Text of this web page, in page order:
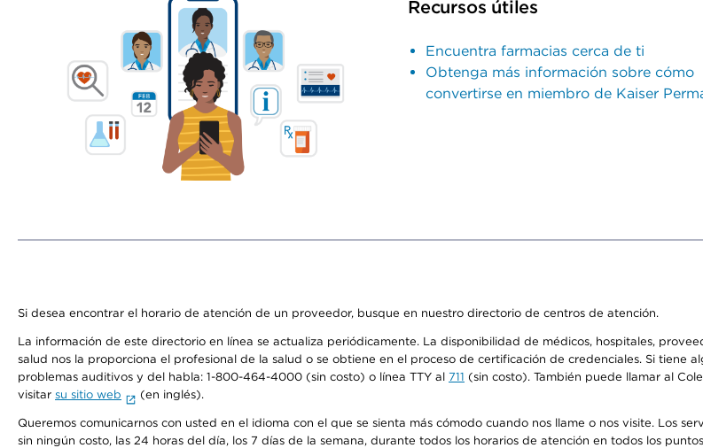
Recursos útiles
Encuentra farmacias cerca de ti
Obtenga más información sobre cómo
convertirse en miembro de Kaiser
Si desea encontrar el horario de atención de un proveedor, busque en nuestro directorio de centros de atención.
La información de este directorio en línea se actualiza periódicamente. La disponibilidad de médicos, hospitales,
salud nos la proporciona el profesional de la salud o se obtiene en el proceso de certificación de credenciales. Si tiene
problemas auditivos y del habla: 1-800-464-4000 (sin costo) o línea TTY al 711 (sin costo). También puede llamar al
visitar su sitio web (en inglés).
Queremos comunicarnos con usted en el idioma con el que se sienta más cómodo cuando nos llame o nos visite. Los
sin ningún costo, las 24 horas del día, los 7 días de la semana, durante todos los horarios de atención en todos los